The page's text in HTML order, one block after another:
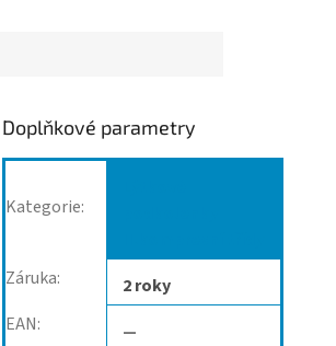
Doplňkové parametry
Kategorie:
Záruka:
2 roky
EAN:
—